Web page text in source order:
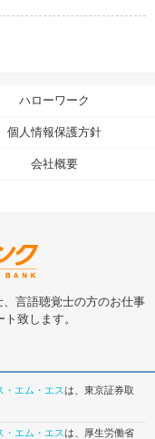
ハローワーク
個人情報保護方針
会社概要
言語聴覚士の方のお仕事
致します。
・エム・エスは、東京証券取
・エム・エスは、厚生労働省